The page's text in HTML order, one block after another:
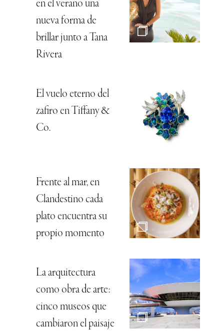
en el verano una
nueva forma de
brillar junto a Tana
Rivera
El vuelo eterno del
zafiro en Tiffany &
Co.
Frente al mar, en
Clandestino cada
plato encuentra su
propio momento
La arquitectura
como obra de arte:
cinco museos que
cambiaron el paisaje